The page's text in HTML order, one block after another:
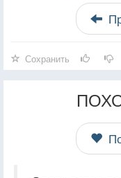
Сохранить